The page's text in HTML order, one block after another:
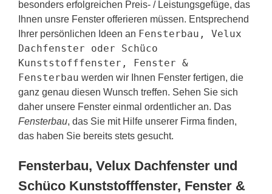
besonders erfolgreichen Preis- / Leistungsgefüge, das
Ihnen unsre Fenster offerieren müssen. Entsprechend
Ihrer persönlichen Ideen an Fensterbau, Velux
Dachfenster oder Schüco
Kunststofffenster, Fenster &
Fensterbau werden wir Ihnen Fenster fertigen, die
ganz genau diesen Wunsch treffen. Sehen Sie sich
daher unsere Fenster einmal ordentlicher an. Das
Fensterbau, das Sie mit Hilfe unserer Firma finden,
das haben Sie bereits stets gesucht.
Fensterbau, Velux Dachfenster und
Schüco Kunststofffenster, Fenster &